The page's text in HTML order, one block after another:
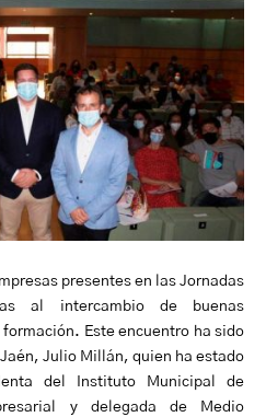
presentes en las Jornadas
al intercambio de buenas
Este encuentro ha sido
Julio Millán, quien ha estado
del Instituto Municipal de
y delegada de Medio